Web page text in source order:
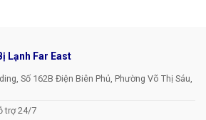
Lạnh Far East
Số 162B Điện Biên Phủ, Phường Võ Thị Sáu,
trợ 24/7